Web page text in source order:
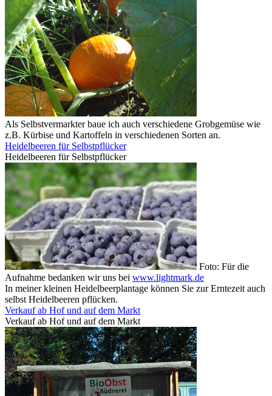
Als Selbstvermarkter baue ich auch verschiedene Grobgemüse wie
z.B. Kürbise und Kartoffeln in verschiedenen Sorten an.
Heidelbeeren für Selbstpflücker
Heidelbeeren für Selbstpflücker
Foto: Für die
Aufnahme bedanken wir uns bei www.lightmark.de
In meiner kleinen Heidelbeerplantage können Sie zur Erntezeit auch
selbst Heidelbeeren pflücken.
Verkauf ab Hof und auf dem Markt
Verkauf ab Hof und auf dem Markt